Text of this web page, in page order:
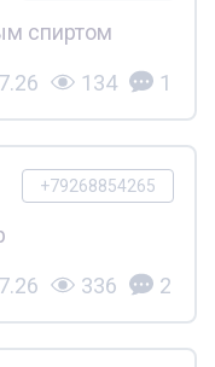
спиртом
134 1
+79268854265
336 2